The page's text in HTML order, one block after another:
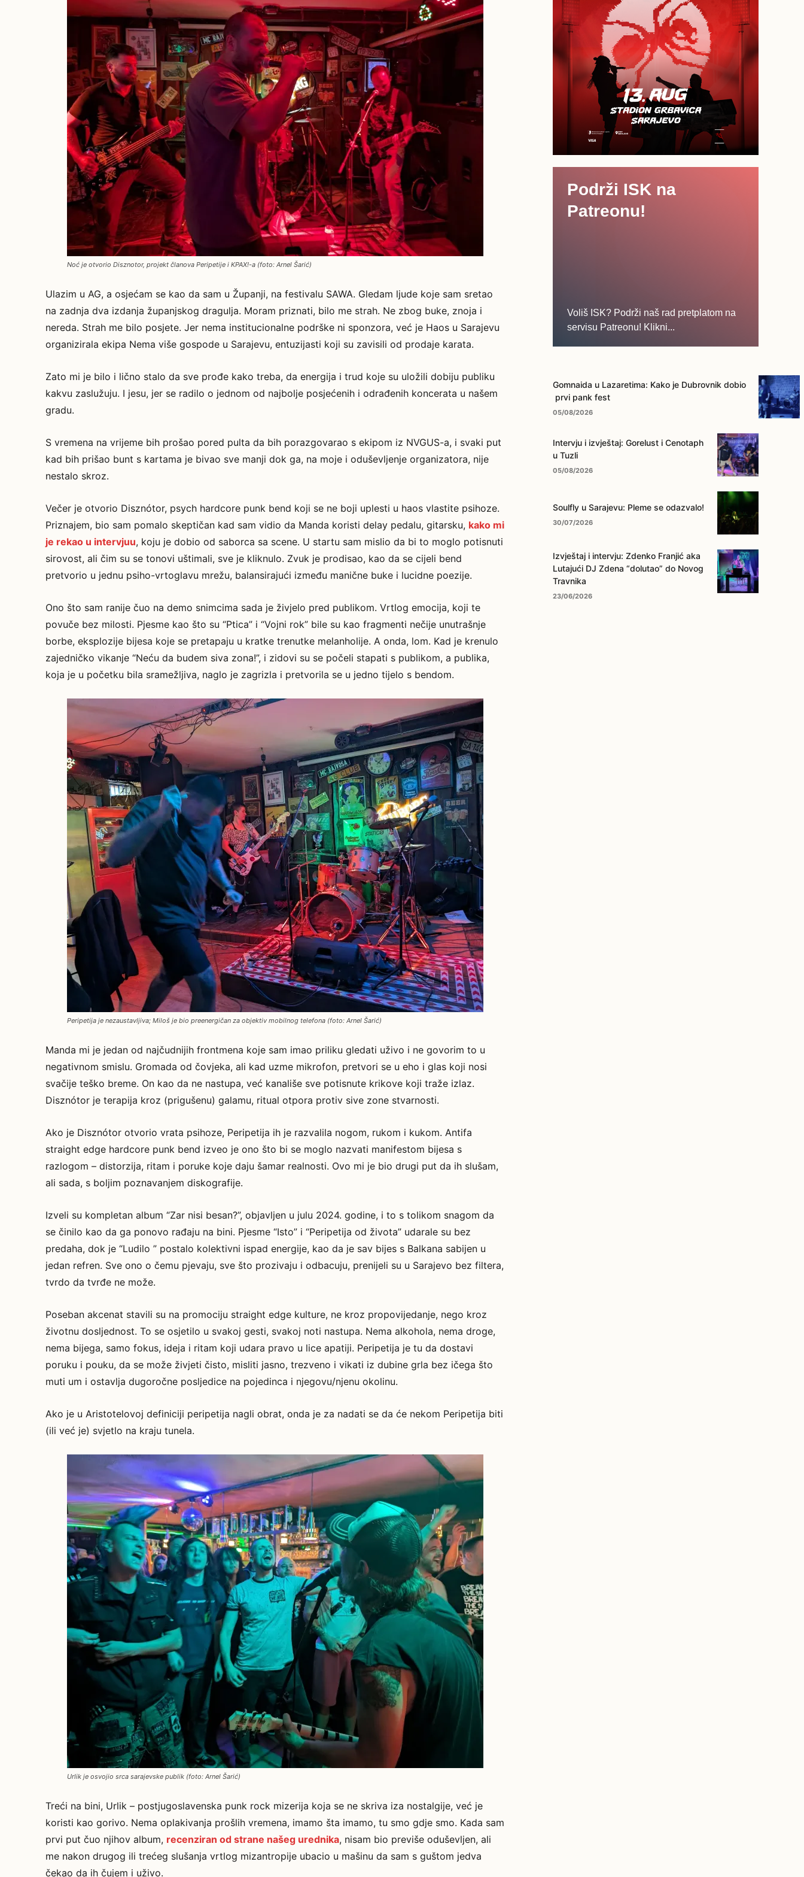
Noć je otvorio Disznotor, projekt članova Peripetije i KPAX!-a (foto: Arnel Šarić)
Ulazim u AG, a osjećam se kao da sam u Županji, na festivalu SAWA. Gledam ljude koje sam sretao
na zadnja dva izdanja županjskog dragulja. Moram priznati, bilo me strah. Ne zbog buke, znoja i
nereda. Strah me bilo posjete. Jer nema institucionalne podrške ni sponzora, već je Haos u Sarajevu
organizirala ekipa Nema više gospode u Sarajevu, entuzijasti koji su zavisili od prodaje karata.
Zato mi je bilo i lično stalo da sve prođe kako treba, da energija i trud koje su uložili dobiju publiku
kakvu zaslužuju. I jesu, jer se radilo o jednom od najbolje posjećenih i odrađenih koncerata u našem
gradu.
S vremena na vrijeme bih prošao pored pulta da bih porazgovarao s ekipom iz NVGUS-a, i svaki put
kad bih prišao bunt s kartama je bivao sve manji dok ga, na moje i oduševljenje organizatora, nije
nestalo skroz.
Večer je otvorio Disznótor, psych hardcore punk bend koji se ne boji uplesti u haos vlastite psihoze.
Priznajem, bio sam pomalo skeptičan kad sam vidio da Manda koristi delay pedalu, gitarsku, kako mi
je rekao u intervjuu, koju je dobio od saborca sa scene. U startu sam mislio da bi to moglo potisnuti
sirovost, ali čim su se tonovi uštimali, sve je kliknulo. Zvuk je prodisao, kao da se cijeli bend
pretvorio u jednu psiho-vrtoglavu mrežu, balansirajući između manične buke i lucidne poezije.
Ono što sam ranije čuo na demo snimcima sada je živjelo pred publikom. Vrtlog emocija, koji te
povuče bez milosti. Pjesme kao što su “Ptica” i “Vojni rok” bile su kao fragmenti nečije unutrašnje
borbe, eksplozije bijesa koje se pretapaju u kratke trenutke melanholije. A onda, lom. Kad je krenulo
zajedničko vikanje “Neću da budem siva zona!”, i zidovi su se počeli stapati s publikom, a publika,
koja je u početku bila sramežljiva, naglo je zagrizla i pretvorila se u jedno tijelo s bendom.
Peripetija je nezaustavljiva; Miloš je bio preenergičan za objektiv mobilnog telefona (foto: Arnel Šarić)
Manda mi je jedan od najčudnijih frontmena koje sam imao priliku gledati uživo i ne govorim to u
negativnom smislu. Gromada od čovjeka, ali kad uzme mikrofon, pretvori se u eho i glas koji nosi
svačije teško breme. On kao da ne nastupa, već kanališe sve potisnute krikove koji traže izlaz.
Disznótor je terapija kroz (prigušenu) galamu, ritual otpora protiv sive zone stvarnosti.
Ako je Disznótor otvorio vrata psihoze, Peripetija ih je razvalila nogom, rukom i kukom. Antifa
straight edge hardcore punk bend izveo je ono što bi se moglo nazvati manifestom bijesa s
razlogom – distorzija, ritam i poruke koje daju šamar realnosti. Ovo mi je bio drugi put da ih slušam,
ali sada, s boljim poznavanjem diskografije.
Izveli su kompletan album “Zar nisi besan?”, objavljen u julu 2024. godine, i to s tolikom snagom da
se činilo kao da ga ponovo rađaju na bini. Pjesme “Isto” i “Peripetija od života” udarale su bez
predaha, dok je “Ludilo ” postalo kolektivni ispad energije, kao da je sav bijes s Balkana sabijen u
jedan refren. Sve ono o čemu pjevaju, sve što prozivaju i odbacuju, prenijeli su u Sarajevo bez filtera,
tvrdo da tvrđe ne može.
Poseban akcenat stavili su na promociju straight edge kulture, ne kroz propovijedanje, nego kroz
životnu dosljednost. To se osjetilo u svakoj gesti, svakoj noti nastupa. Nema alkohola, nema droge,
nema bijega, samo fokus, ideja i ritam koji udara pravo u lice apatiji. Peripetija je tu da dostavi
poruku i pouku, da se može živjeti čisto, misliti jasno, trezveno i vikati iz dubine grla bez ičega što
muti um i ostavlja dugoročne posljedice na pojedinca i njegovu/njenu okolinu.
Ako je u Aristotelovoj definiciji peripetija nagli obrat, onda je za nadati se da će nekom Peripetija biti
(ili već je) svjetlo na kraju tunela.
Urlik je osvojio srca sarajevske publik (foto: Arnel Šarić)
Treći na bini, Urlik – postjugoslavenska punk rock mizerija koja se ne skriva iza nostalgije, već je
koristi kao gorivo. Nema oplakivanja prošlih vremena, imamo šta imamo, tu smo gdje smo. Kada sam
prvi put čuo njihov album, recenziran od strane našeg urednika, nisam bio previše oduševljen, ali
me nakon drugog ili trećeg slušanja vrtlog mizantropije ubacio u mašinu da sam s guštom jedva
čekao da ih čujem i uživo.
Podrži ISK na
Patreonu!
Voliš ISK? Podrži naš rad pretplatom na
servisu Patreonu! Klikni...
Gomnaida u Lazaretima: Kako je Dubrovnik dobio
prvi pank fest
05/08/2026
Intervju i izvještaj: Gorelust i Cenotaph
u Tuzli
05/08/2026
Soulfly u Sarajevu: Pleme se odazvalo!
30/07/2026
Izvještaj i intervju: Zdenko Franjić aka
Lutajući DJ Zdena “dolutao” do Novog
Travnika
23/06/2026